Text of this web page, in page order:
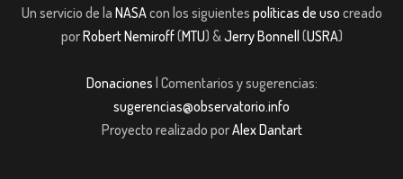
Un servicio de la NASAcon los siguientes políticas de uso creado
porRobert Nemiroff(MTU) &Jerry Bonnell (USRA)
Donaciones | Comentarios y sugerencias:
sugerencias@observatorio.info
Proyecto realizado porAlex Dantart